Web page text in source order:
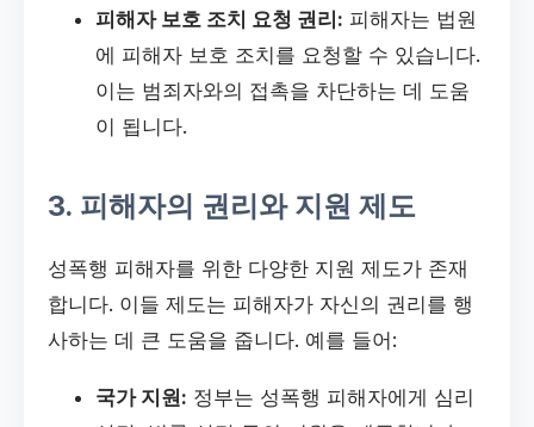
피해자 보호 조치 요청 권리: 피해자는 법원
에 피해자 보호 조치를 요청할 수 있습니다.
이는 범죄자와의 접촉을 차단하는 데 도움
이 됩니다.
3. 피해자의 권리와 지원 제도
성폭행 피해자를 위한 다양한 지원 제도가 존재
합니다. 이들 제도는 피해자가 자신의 권리를 행
사하는 데 큰 도움을 줍니다. 예를 들어:
국가 지원: 정부는 성폭행 피해자에게 심리